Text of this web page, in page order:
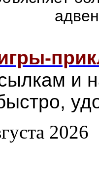
и
2026